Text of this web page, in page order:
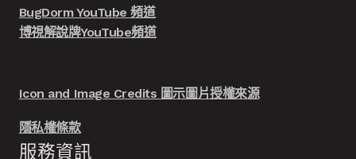
BugDorm YouTube 頻道
博視解說牌YouTube頻道
Icon and Image Credits 圖示圖片授權來源
隱私權條款
服務資訊